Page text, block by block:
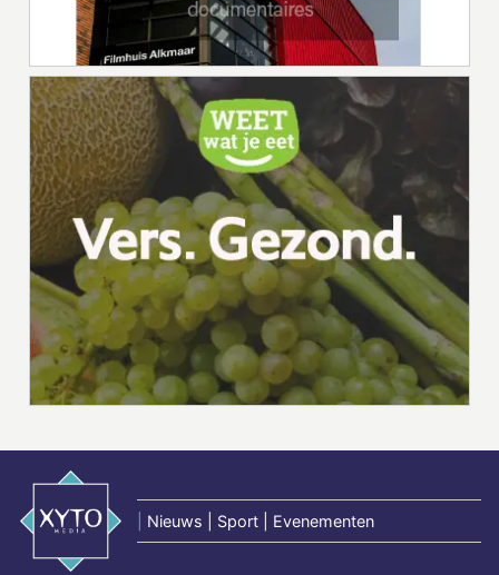
Nieuws | Sport | Evenementen